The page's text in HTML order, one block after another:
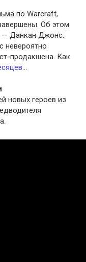
по Warcraft,
Об этом
— Данкан Джонс.
невероятно
продакшена. Как
…
новых героев из